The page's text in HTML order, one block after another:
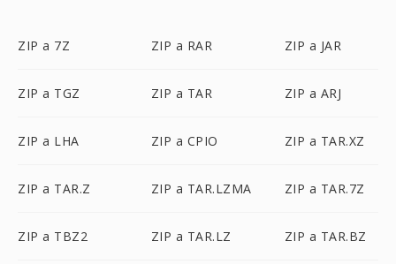
ZIP a 7Z ZIP a RAR ZIP a JAR
ZIP a TGZ ZIP a TAR ZIP a ARJ
ZIP a LHA ZIP a CPIO ZIP a TAR.XZ
ZIP a TAR.Z ZIP a TAR.LZMA ZIP a TAR.7Z
ZIP a TBZ2 ZIP a TAR.LZ ZIP a TAR.BZ